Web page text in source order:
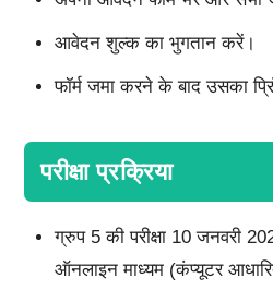
आवेदन शुल्क का भुगतान करें।
फॉर्म जमा करने के बाद उसका
परीक्षा प्रक्रिया
ग्रुप 5 की परीक्षा 10 जनवरी
ऑनलाइन माध्यम (कंप्यूटर